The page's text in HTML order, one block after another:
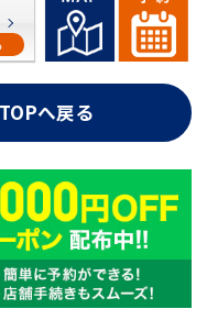
TOPへ戻る